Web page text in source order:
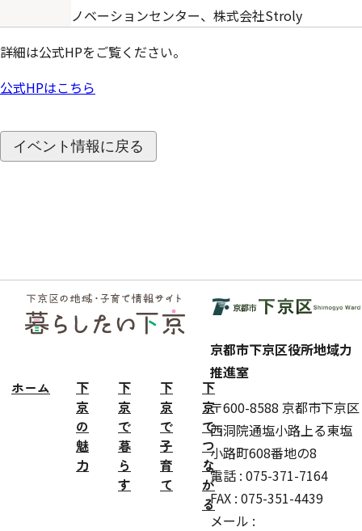
ノベーションセンター、株式会社Stroly
詳細は公式HPをご覧ください。
公式HPはこちら
イベント情報に戻る
フッ
ター
ホーム
下
京
の
魅
力
下
京
で
暮
ら
す
下
京
で
子
育
て
下
京
で
つ
な
が
る
京都市下京区役所地域力
推進室
〒600-8588 京都市下京区
西洞院通塩小路上る東塩
小路町608番地の8
電話 : 075-371-7164
FAX : 075-351-4439
メール :